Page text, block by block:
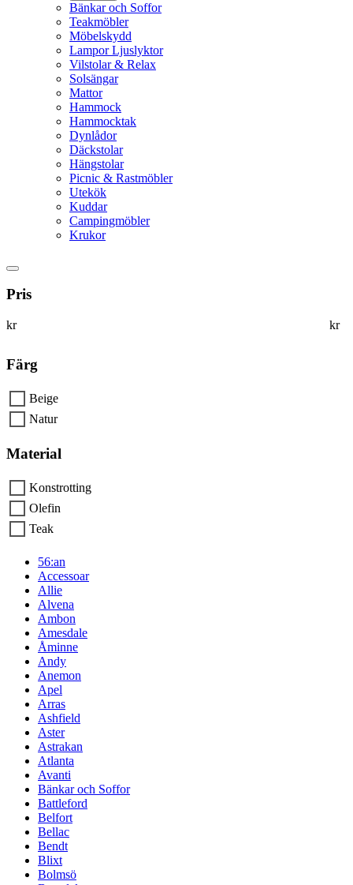
Bänkar och Soffor
Teakmöbler
Möbelskydd
Lampor Ljuslyktor
Vilstolar & Relax
Solsängar
Mattor
Hammock
Hammocktak
Dynlådor
Däckstolar
Hängstolar
Picnic & Rastmöbler
Utekök
Kuddar
Campingmöbler
Krukor
Pris
kr kr
Färg
Beige
Natur
Material
Konstrotting
Olefin
Teak
56:an
Accessoar
Allie
Alvena
Ambon
Amesdale
Åminne
Andy
Anemon
Apel
Arras
Ashfield
Aster
Astrakan
Atlanta
Avanti
Bänkar och Soffor
Battleford
Belfort
Bellac
Bendt
Blixt
Bolmsö